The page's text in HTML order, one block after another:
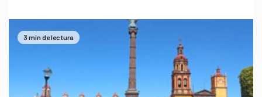
3 min de lectura